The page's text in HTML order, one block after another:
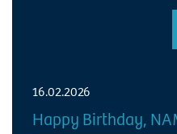
16.02.2026
Happy Birthday,